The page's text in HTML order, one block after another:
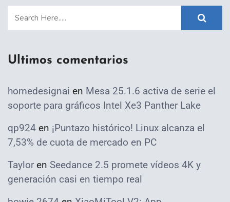
Ultimos comentarios
homedesignai en Mesa 25.1.6 activa de serie el
soporte para gráficos Intel Xe3 Panther Lake
qp924 en ¡Puntazo histórico! Linux alcanza el
7,53% de cuota de mercado en PC
Taylor en Seedance 2.5 promete vídeos 4K y
generación casi en tiempo real